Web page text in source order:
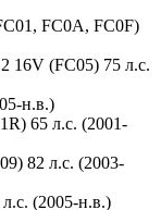
FC0A, FC0F)
16V (FC05) 75 л.с.
н.в.)
65 л.с. (2001-
82 л.с. (2003-
(2005-н.в.)